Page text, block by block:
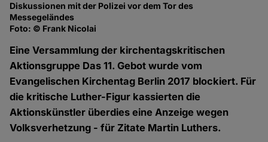
Diskussionen mit der Polizei vor dem Tor des
Messegeländes
Foto: © Frank Nicolai
Eine Versammlung der kirchentagskritischen
Aktionsgruppe Das 11. Gebot wurde vom
Evangelischen Kirchentag Berlin 2017 blockiert. Für
die kritische Luther-Figur kassierten die
Aktionskünstler überdies eine Anzeige wegen
Volksverhetzung - für Zitate Martin Luthers.